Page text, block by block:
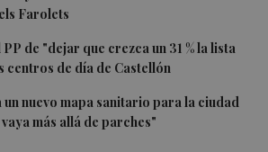
Farolets
PP de "dejar que crezca un 31 % la lista
centros de día de Castellón
un nuevo mapa sanitario para la ciudad
más allá de parches"